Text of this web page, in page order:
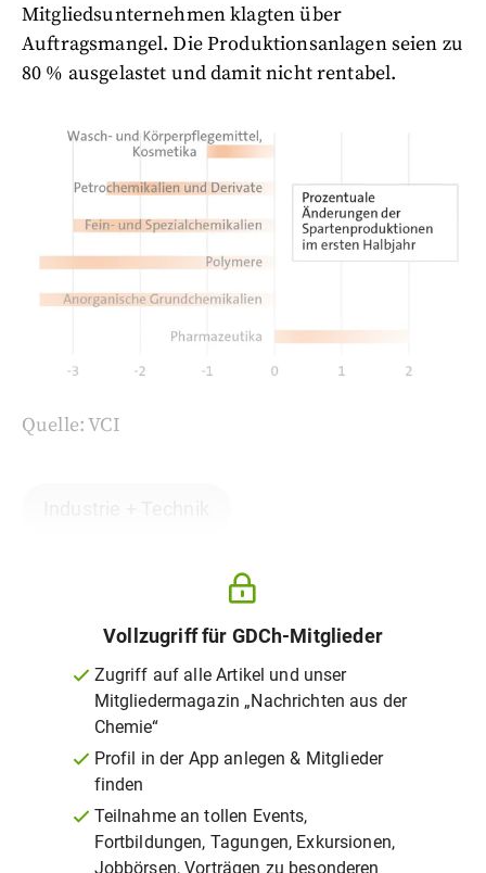
Mitgliedsunternehmen klagten über
Auftragsmangel. Die Produktionsanlagen seien zu
80 % ausgelastet und damit nicht rentabel.
Quelle: VCI
Vollzugriff für GDCh-Mitglieder
Zugriff auf alle Artikel und unser
Mitgliedermagazin „Nachrichten aus der
Chemie“
Profil in der App anlegen & Mitglieder
finden
Teilnahme an tollen Events,
Fortbildungen, Tagungen, Exkursionen,
Jobbörsen, Vorträgen zu besonderen